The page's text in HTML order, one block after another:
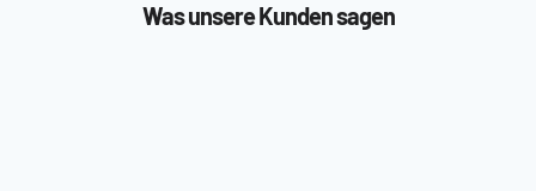
Was unsere Kundensagen